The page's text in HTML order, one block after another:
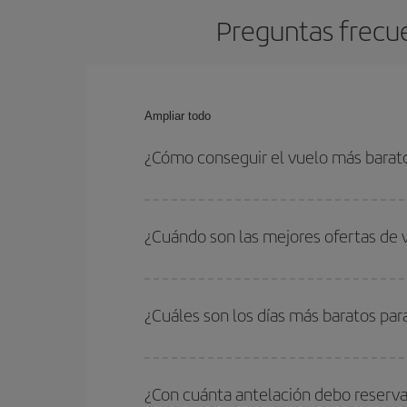
Preguntas
Ampliar todo
¿Cómo conseguir el vuelo más
fechas y horarios de ida y vuelta.
¿Cuándo son las mejores ofertas de
periodos de vacaciones escolares son
precios encontrarás.
¿Cuáles son los días más baratos
quieres ir y en qué fechas habías pensado
¿Con cuánta antelación debo